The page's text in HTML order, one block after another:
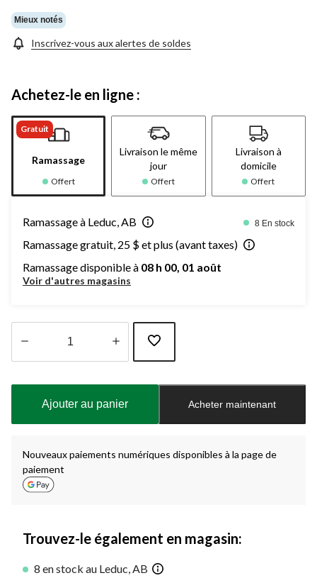
Mieux notés
Inscrivez-vous aux alertes de soldes
Achetez-le en ligne :
Gratuit
Ramassage
Offert
Livraison le même
jour
Offert
Livraison à
domicile
Offert
Ramassage à Leduc, AB 8 En stock
Ramassage gratuit, 25 $ et plus (avant taxes)
Ramassage disponible à 08 h 00, 01 août
Voir d'autres magasins
à
Ajouter au panier Acheter maintenant
Nouveaux paiements numériques disponibles à la page de
paiement
Trouvez-le également en magasin:
8 en stock au Leduc, AB